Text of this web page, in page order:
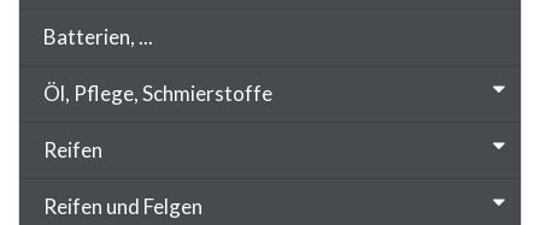
Batterien, ...
Öl, Pflege, Schmierstoffe
Reifen
Reifen und Felgen